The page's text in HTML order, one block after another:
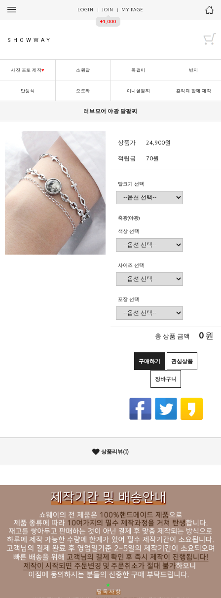
LOGIN JOIN
+1,000
MY PAGE
SHOWWAY
사진 포토 제작♥ 소원달 목걸이 반지
탄생석 오로라 이니셜팔찌 흔적과 함께 제작
러브모어 야광 달팔찌
상품가 24,900원
적립금 70원
달크기 선택
축광(야광)
색상 선택
사이즈 선택
포장 선택
총 상품 금액 0원
구매하기 관심상품
장바구니
상품리뷰(1)